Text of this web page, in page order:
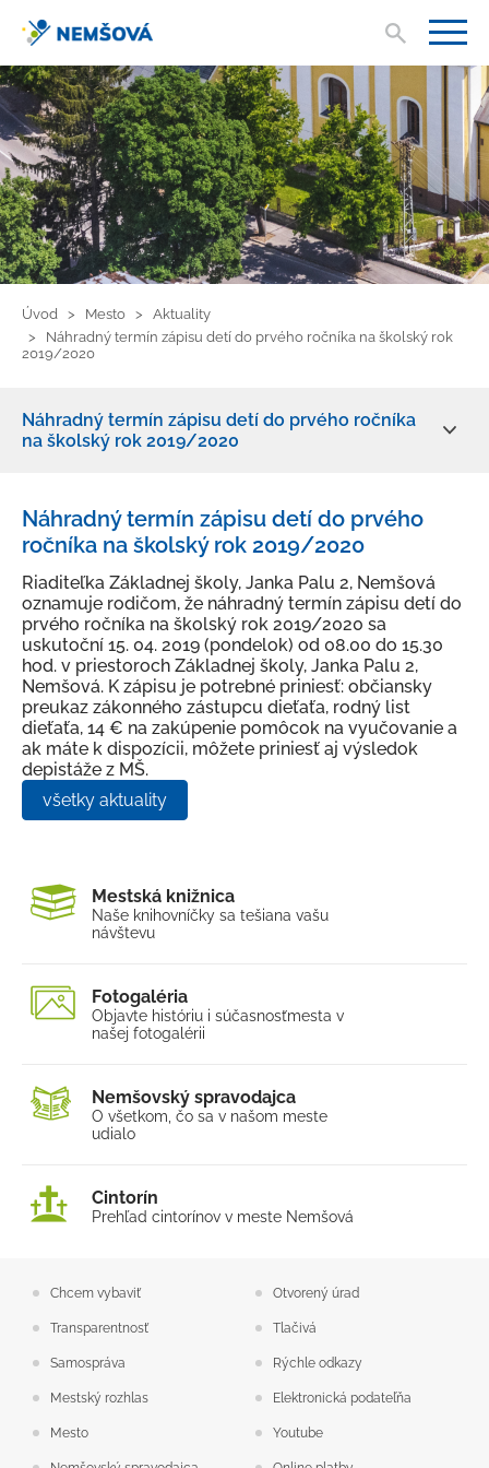
Úvod Mesto
Aktuality
Náhradný termín zápisu detí do prvého ročníka na školský rok
2019/2020
Náhradný termín zápisu detí do prvého ročníka
na školský rok 2019/2020
O meste
Kultúra a šport
Ubytovanie a stravovanie
Strategické dokumenty
Územný plán mesta
Mapový portál
Nemšovský spravodajca
Mestský rozhlas
Verejno-prospešné služby
Fotogaléria
Projekty
Elektronické služby
Náhradný termín zápisu detí do prvého
ročníka na školský rok 2019/2020
Riaditeľka Základnej školy, Janka Palu 2, Nemšová
oznamuje rodičom, že náhradný termín zápisu detí do
prvého ročníka na školský rok 2019/2020 sa
uskutoční 15. 04. 2019 (pondelok) od 08.00 do 15.30
hod. v priestoroch Základnej školy, Janka Palu 2,
Nemšová. K zápisu je potrebné priniesť: občiansky
preukaz zákonného zástupcu dieťaťa, rodný list
dieťaťa, 14 € na zakúpenie pomôcok na vyučovanie a
ak máte k dispozícii, môžete priniesť aj výsledok
depistáže z MŠ.
všetky aktuality
Mestská knižnica
Naše knihovníčky sa tešiana vašu
návštevu
Fotogaléria
Objavte históriu i súčasnosťmesta v
našej fotogalérii
Nemšovský spravodajca
O všetkom, čo sa v našom meste
udialo
Cintorín
Prehľad cintorínov v meste Nemšová
Chcem vybaviť Otvorený úrad
Transparentnosť Tlačivá
Samospráva Rýchle odkazy
Mestský rozhlas Elektronická podateľňa
Mesto Youtube